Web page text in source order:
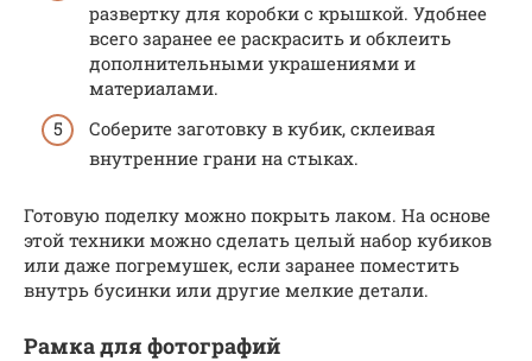
развертку для коробки с крышкой. Удобнее
всего заранее ее раскрасить и обклеить
дополнительными украшениями и
материалами.
Соберите заготовку в кубик, склеивая
внутренние грани на стыках.
Готовую поделку можно покрыть лаком. На основе
этой техники можно сделать целый набор кубиков
или даже погремушек, если заранее поместить
внутрь бусинки или другие мелкие детали.
Рамка для фотографий